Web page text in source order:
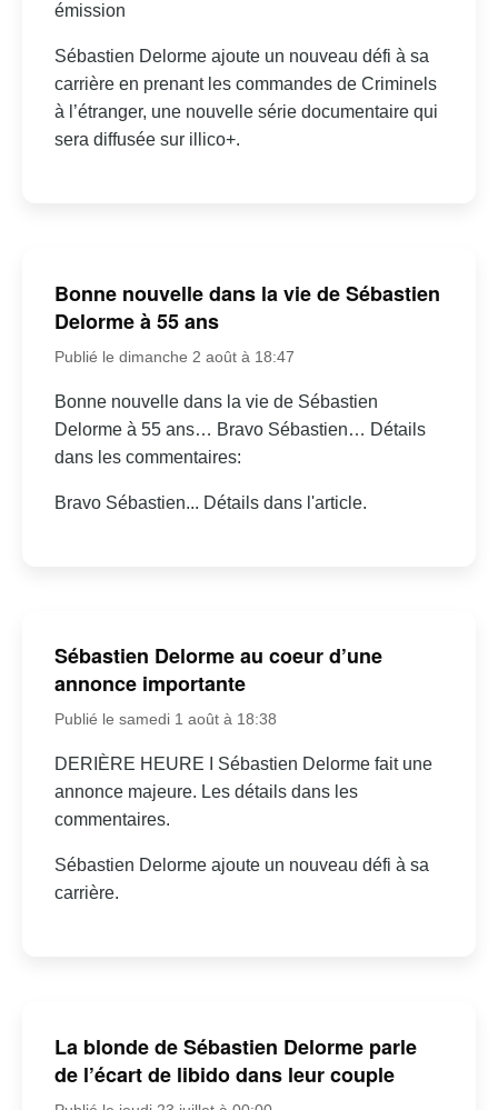
émission
Sébastien Delorme ajoute un nouveau défi à sa
carrière en prenant les commandes de Criminels
à l’étranger, une nouvelle série documentaire qui
sera diffusée sur illico+.
Bonne nouvelle dans la vie de Sébastien
Delorme à 55 ans
Publié le dimanche 2 août à 18:47
Bonne nouvelle dans la vie de Sébastien
Delorme à 55 ans… Bravo Sébastien… Détails
dans les commentaires:
Bravo Sébastien... Détails dans l'article.
Sébastien Delorme au coeur d’une
annonce importante
Publié le samedi 1 août à 18:38
DERIÈRE HEURE I Sébastien Delorme fait une
annonce majeure. Les détails dans les
commentaires.
Sébastien Delorme ajoute un nouveau défi à sa
carrière.
La blonde de Sébastien Delorme parle
de l’écart de libido dans leur couple